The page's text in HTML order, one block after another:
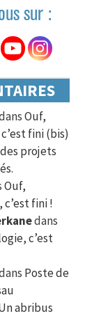
sur :
Ouf,
fini (bis)
projets
Ouf,
c’est fini !
dans
c’est
Poste de
abribus